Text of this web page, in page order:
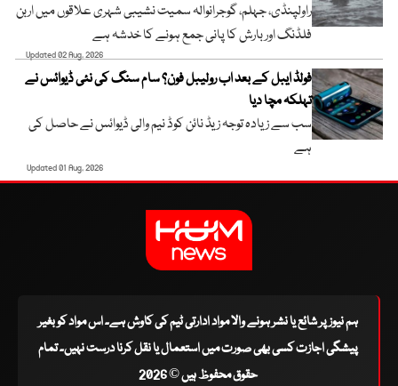
راولپنڈی، جہلم، گوجرانوالہ سمیت نشیبی شہری علاقوں میں اربن
فلڈنگ اور بارش کا پانی جمع ہونے کا خدشہ ہے
Updated 02 Aug, 2026
فولڈ ایبل کے بعد اب رولیبل فون؟ سام سنگ کی نئی ڈیوائس نے
تہلکہ مچا دیا
سب سے زیادہ توجہ زیڈ نائن کوڈ نیم والی ڈیوائس نے حاصل کی
ہے
Updated 01 Aug, 2026
ہم نیوز پر شائع یا نشر ہونے والا مواد ادارتی ٹیم کی کاوش ہے۔ اس مواد کو بغیر
پیشگی اجازت کسی بھی صورت میں استعمال یا نقل کرنا درست نہیں۔ تمام
حقوق محفوظ ہیں © 2026